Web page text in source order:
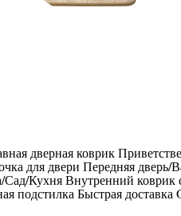
дверная коврик
для двери Передняя дверь/
Сад/Кухня Внутренний коврик
подстилка Быстрая доставка